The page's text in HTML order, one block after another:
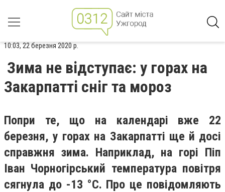
10:03, 22 березня 2020 р.
Зима не відступає: у горах на
Закарпатті сніг та мороз
Попри те, що на календарі вже 22
березня, у горах на Закарпатті ще й досі
справжня зима. Наприклад, на горі Піп
Іван Чорногірський температура повітря
сягнула до -13 °С. Про це повідомляють